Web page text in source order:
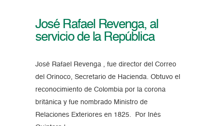
José Rafael Revenga, al
servicio de la República
José Rafael Revenga , fue director del Correo
del Orinoco, Secretario de Hacienda. Obtuvo el
reconocimiento de Colombia por la corona
británica y fue nombrado Ministro de
Relaciones Exteriores en 1825. Por Inés